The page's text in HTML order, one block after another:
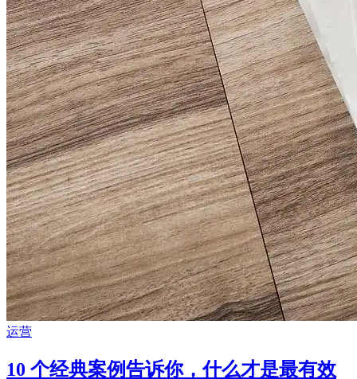
运营
10 个经典案例告诉你，什么才是最有效